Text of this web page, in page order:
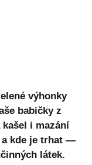
výhonky
babičky z
i mazání
a kde je trhat —
látek.